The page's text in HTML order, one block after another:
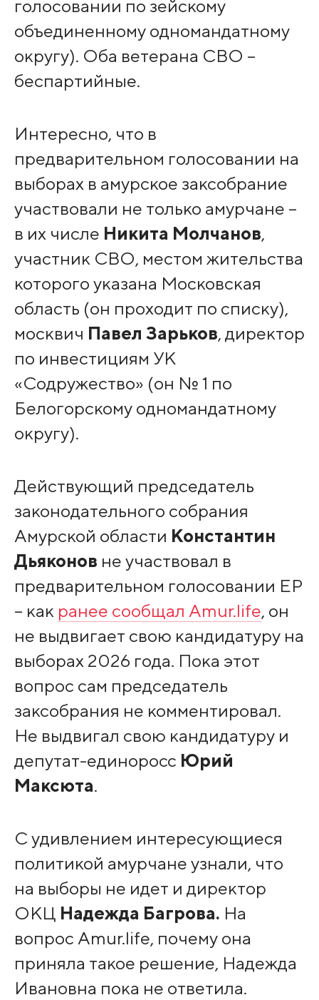
голосовании по зейскому
объединенному одномандатному
округу). Оба ветерана СВО –
беспартийные.
Интересно, что в
предварительном голосовании на
выборах в амурское заксобрание
участвовали не только амурчане –
в их числе Никита Молчанов,
участник СВО, местом жительства
которого указана Московская
область (он проходит по списку),
москвич Павел Зарьков, директор
по инвестициям УК
«Содружество» (он № 1 по
Белогорскому одномандатному
округу).
Действующий председатель
законодательного собрания
Амурской области Константин
Дьяконов не участвовал в
предварительном голосовании ЕР
– как ранее сообщал Amur.life, он
не выдвигает свою кандидатуру на
выборах 2026 года. Пока этот
вопрос сам председатель
заксобрания не комментировал.
Не выдвигал свою кандидатуру и
депутат-единоросс Юрий
Максюта.
С удивлением интересующиеся
политикой амурчане узнали, что
на выборы не идет и директор
ОКЦ Надежда Багрова. На
вопрос Amur.life, почему она
приняла такое решение, Надежда
Ивановна пока не ответила.